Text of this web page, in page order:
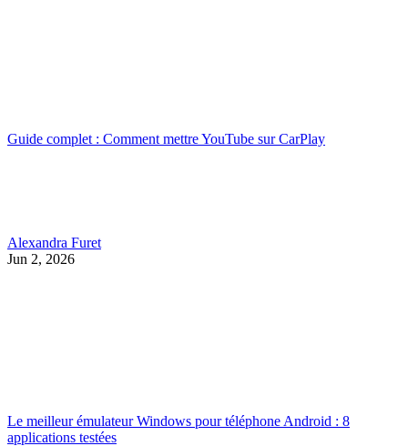
Guide complet : Comment mettre YouTube sur CarPlay
Alexandra Furet
Jun 2, 2026
Le meilleur émulateur Windows pour téléphone Android : 8
applications testées